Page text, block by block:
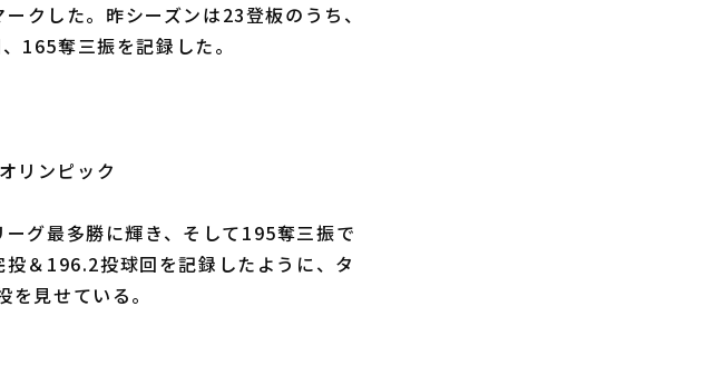
クした。昨シーズンは23登板のうち、
165奪三振を記録した。
リンピック
グ最多勝に輝き、そして195奪三振で
＆196.2投球回を記録したように、タ
見せている。